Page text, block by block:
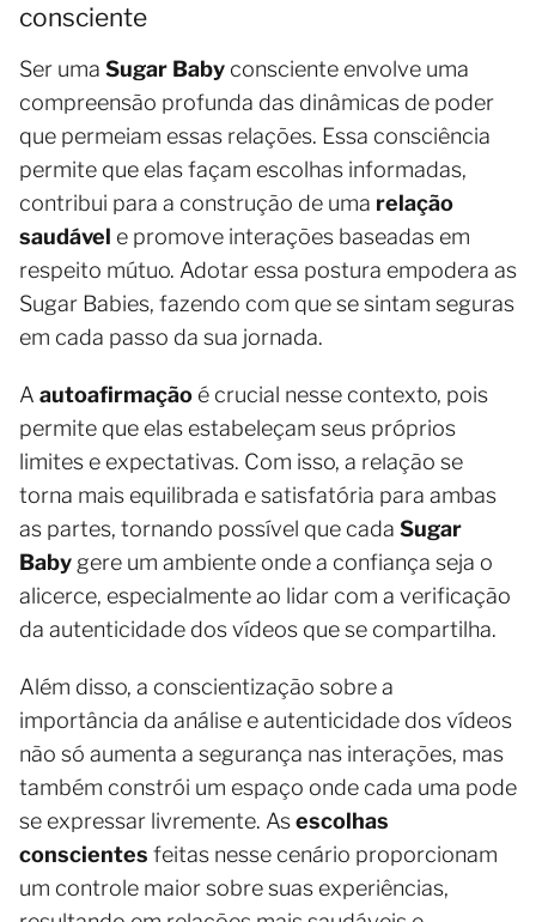
consciente
Ser uma Sugar Baby consciente envolve uma
compreensão profunda das dinâmicas de poder
que permeiam essas relações. Essa consciência
permite que elas façam escolhas informadas,
contribui para a construção de uma relação
saudável e promove interações baseadas em
respeito mútuo. Adotar essa postura empodera as
Sugar Babies, fazendo com que se sintam seguras
em cada passo da sua jornada.
A autoafirmação é crucial nesse contexto, pois
permite que elas estabeleçam seus próprios
limites e expectativas. Com isso, a relação se
torna mais equilibrada e satisfatória para ambas
as partes, tornando possível que cada Sugar
Baby gere um ambiente onde a confiança seja o
alicerce, especialmente ao lidar com a verificação
da autenticidade dos vídeos que se compartilha.
Além disso, a conscientização sobre a
importância da análise e autenticidade dos vídeos
não só aumenta a segurança nas interações, mas
também constrói um espaço onde cada uma pode
se expressar livremente. Asescolhas
conscientes feitas nesse cenário proporcionam
um controle maior sobre suas experiências,